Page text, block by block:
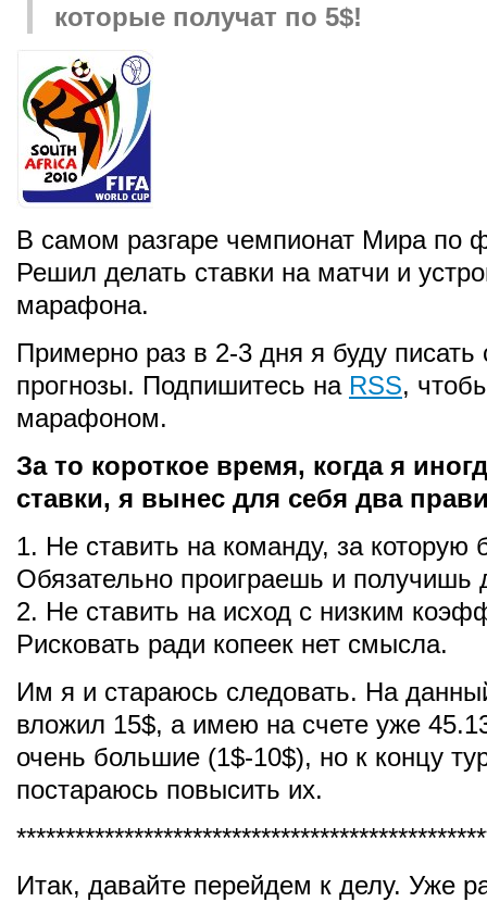
которые получат по 5$!
В самом разгаре чемпионат Мира по
Решил делать ставки на матчи и
марафона.
Примерно раз в 2-3 дня я буду писать
прогнозы. Подпишитесь на RSS,
марафоном.
За то короткое время, когда я
ставки, я вынес для себя два
1. Не ставить на команду, за которую
Обязательно проиграешь и получишь
2. Не ставить на исход с низким
Рисковать ради копеек нет смысла.
Им я и стараюсь следовать. На
вложил 15$, а имею на счете уже
очень большие (1$-10$), но к концу
постараюсь повысить их.
Итак, давайте перейдем к делу. Уже